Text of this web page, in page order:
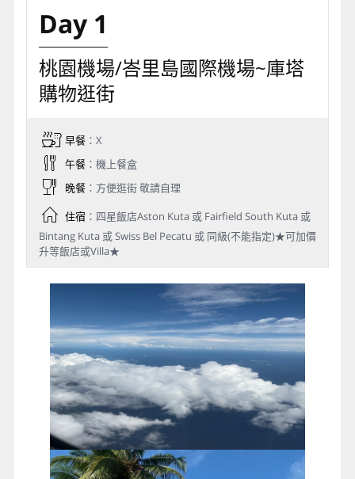
Day 1
桃園機場/峇里島國際機場~庫塔
購物逛街
早餐：X
午餐：機上餐盒
晚餐：方便逛街 敬請自理
住宿：四星飯店Aston Kuta 或 Fairfield South Kuta 或
Bintang Kuta 或 Swiss Bel Pecatu 或 同級(不能指定)★可加價
升等飯店或Villa★